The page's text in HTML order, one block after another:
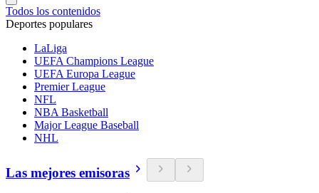
Todos los contenidos
Deportes populares
LaLiga
UEFA Champions League
UEFA Europa League
Premier League
NFL
NBA Basketball
Major League Baseball
NHL
Las mejores emisoras